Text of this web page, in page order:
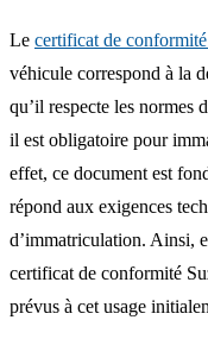
Le certificat de
véhicule correspond à la
qu’il respecte les normes
il est obligatoire pour
effet, ce document est
répond aux exigences
d’immatriculation. Ainsi,
certificat de conformité
prévus à cet usage